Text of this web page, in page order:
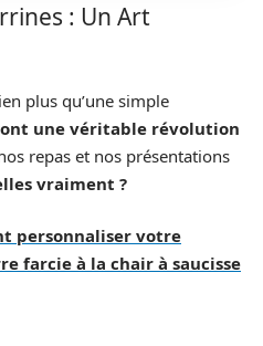
: Un Art
plus qu’une simple
une véritable révolution
repas et nos présentations
vraiment ?
personnaliser votre
farcie à la chair à saucisse